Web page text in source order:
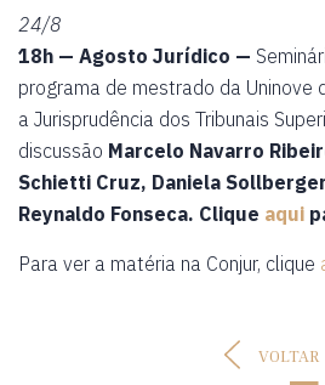
24/8
18h — Agosto Jurídico —
programa de mestrado da Uninove
a Jurisprudência dos Tribunais
discussão Marcelo Navarro
Schietti Cruz, Daniela
Reynaldo Fonseca. Clique aqui
Para ver a matéria na Conjur, clique
VOLTAR